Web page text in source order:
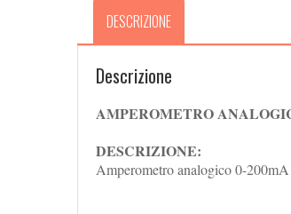
DESCRIZIONE
Descrizione
AMPEROMETRO
DESCRIZIONE:
Amperometro analogico 0-